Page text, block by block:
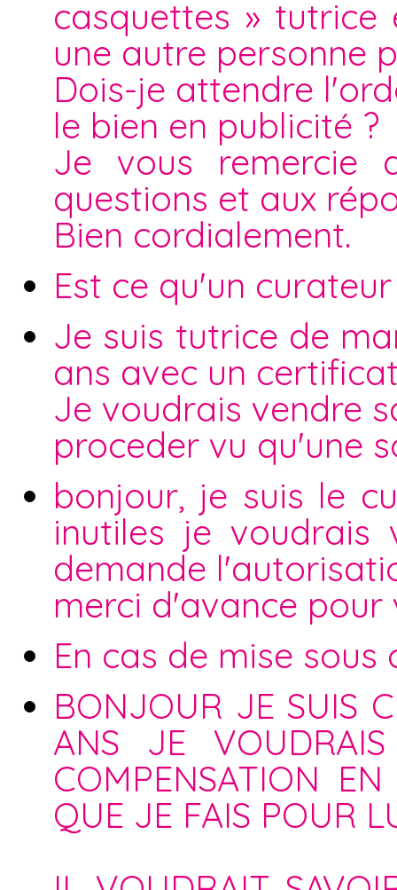
casquettes »
une autre personne
Dois-je attendre
le bien en publicité ?
Je vous remercie
questions et aux
Bien cordialement.
Est ce qu'un
Je suis tutrice de
ans avec un
Je voudrais vendre
proceder vu qu'une
bonjour, je suis le
inutiles je voudrais
demande
merci d'avance pour
En cas de mise
BONJOUR JE SUIS
ANS JE
COMPENSATION
QUE JE FAIS POUR